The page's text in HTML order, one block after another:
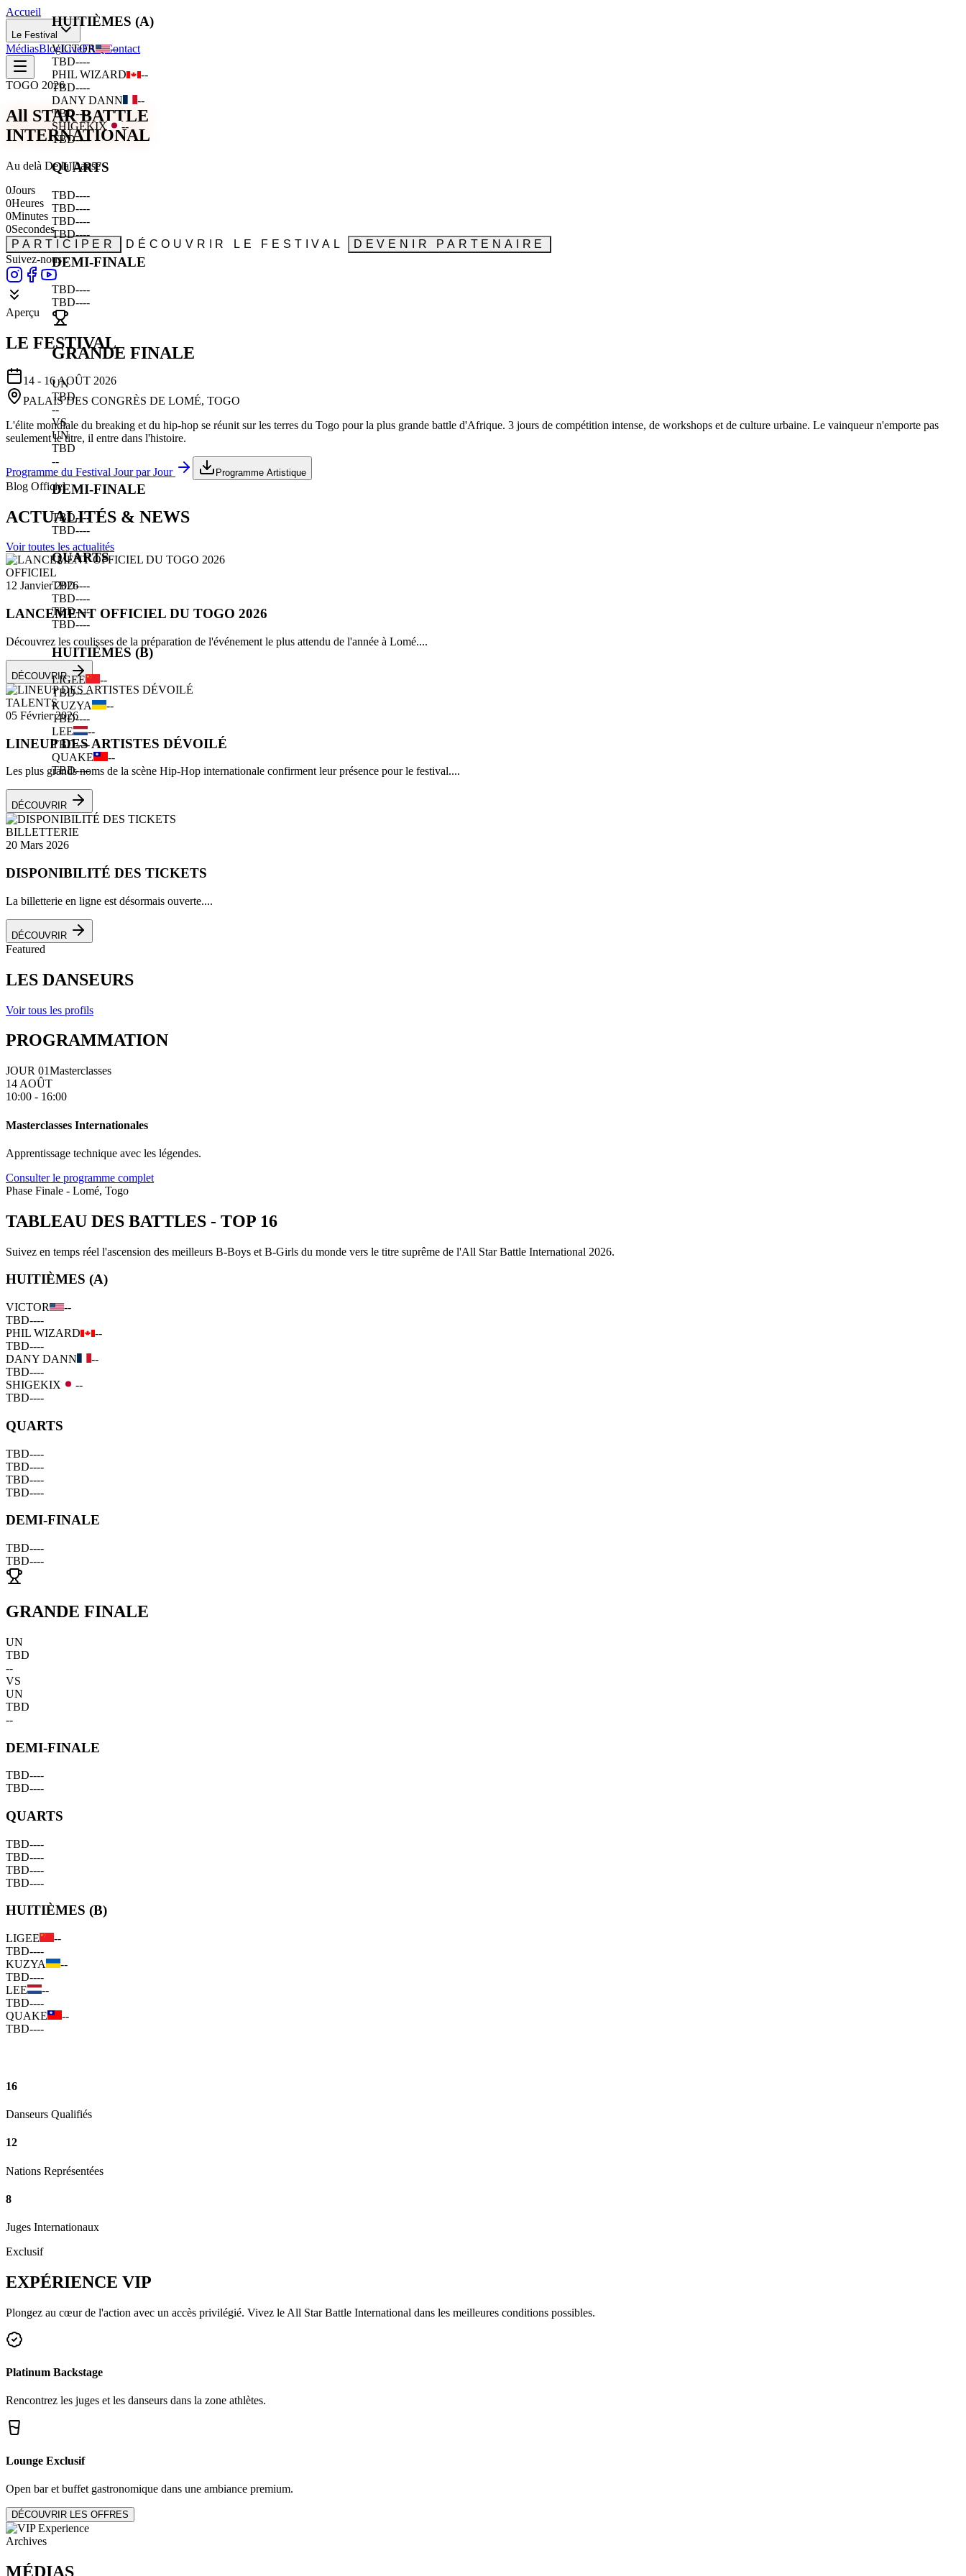
Accueil
Le Festival
MédiasBlogLiveFAQContact
TOGO 2026
All STAR BATTLE
INTERNATIONAL
Au delà De la Danse
0Jours
0Heures
0Minutes
0Secondes
PARTICIPER
DÉCOUVRIR LE FESTIVAL
DEVENIR PARTENAIRE
Suivez-nous :
Aperçu
LE FESTIVAL
14 - 16 AOÛT 2026
PALAIS DES CONGRÈS DE LOMÉ, TOGO
L'élite mondiale du breaking et du hip-hop se réunit sur les terres du Togo pour la plus grande battle d'Afrique. 3 jours de compétition intense, de workshops et de culture urbaine. Le vainqueur n'emporte pas
seulement le titre, il entre dans l'histoire.
Programme du Festival Jour par Jour Programme Artistique
Blog Officiel
ACTUALITÉS & NEWS
Voir toutes les actualités
OFFICIEL
12 Janvier 2026
LANCEMENT OFFICIEL DU TOGO 2026
Découvrez les coulisses de la préparation de l'événement le plus attendu de l'année à Lomé....
DÉCOUVRIR
TALENTS
05 Février 2026
LINEUP DES ARTISTES DÉVOILÉ
Les plus grands noms de la scène Hip-Hop internationale confirment leur présence pour le festival....
DÉCOUVRIR
BILLETTERIE
20 Mars 2026
DISPONIBILITÉ DES TICKETS
La billetterie en ligne est désormais ouverte....
DÉCOUVRIR
Featured
LES DANSEURS
Voir tous les profils
PROGRAMMATION
JOUR 01Masterclasses
14 AOÛT
10:00 - 16:00
Masterclasses Internationales
Apprentissage technique avec les légendes.
Consulter le programme complet
Phase Finale - Lomé, Togo
TABLEAU DES BATTLES - TOP 16
Suivez en temps réel l'ascension des meilleurs B-Boys et B-Girls du monde vers le titre suprême de l'All Star Battle International 2026.
HUITIÈMES (A)
VICTOR
--
TBD----
PHIL WIZARD
--
TBD----
DANY DANN
--
TBD----
SHIGEKIX
--
TBD----
QUARTS
TBD----
TBD----
TBD----
TBD----
DEMI-FINALE
TBD----
TBD----
GRANDE FINALE
UN
TBD
--
VS
UN
TBD
--
DEMI-FINALE
TBD----
TBD----
QUARTS
TBD----
TBD----
TBD----
TBD----
HUITIÈMES (B)
LIGEE
--
TBD----
KUZYA
--
TBD----
LEE
--
TBD----
QUAKE
--
TBD----
HUITIÈMES (A)
VICTOR
--
TBD----
PHIL WIZARD
--
TBD----
DANY DANN
--
TBD----
SHIGEKIX
--
TBD----
QUARTS
TBD----
TBD----
TBD----
TBD----
DEMI-FINALE
TBD----
TBD----
GRANDE FINALE
UN
TBD
--
VS
UN
TBD
--
DEMI-FINALE
TBD----
TBD----
QUARTS
TBD----
TBD----
TBD----
TBD----
HUITIÈMES (B)
LIGEE
--
TBD----
KUZYA
--
TBD----
LEE
--
TBD----
QUAKE
--
TBD----
16
Danseurs Qualifiés
12
Nations Représentées
8
Juges Internationaux
Exclusif
EXPÉRIENCE VIP
Plongez au cœur de l'action avec un accès privilégié. Vivez le All Star Battle International dans les meilleures conditions possibles.
Platinum Backstage
Rencontrez les juges et les danseurs dans la zone athlètes.
Lounge Exclusif
Open bar et buffet gastronomique dans une ambiance premium.
DÉCOUVRIR LES OFFRES
Archives
MÉDIAS